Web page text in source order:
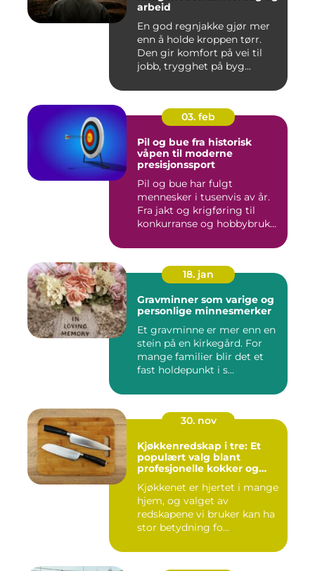
arbeid
En god regnjakke gjør mer
enn å holde kroppen tørr.
Den gir komfort på vei til
jobb, trygghet på byg...
03. feb
Pil og bue fra historisk
våpen til moderne
presisjonssport
Pil og bue har fulgt
mennesker i tusenvis av år.
Fra jakt og krigføring til
konkurranse og hobbybruk...
18. jan
Gravminner som varige og
personlige minnesmerker
Et gravminne er mer enn en
stein på en kirkegård. For
mange familier blir det et
fast holdepunkt i s...
30. nov
Kjøkkenredskap i tre: Et
populært valg blant
profesjonelle kokker og
Kjøkkenet er hjertet i mange
hjem, og valget av
redskapene vi bruker kan ha
stor betydning fo...